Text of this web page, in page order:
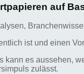
auf
ist und einen
kann es aussehen,
zulässt.